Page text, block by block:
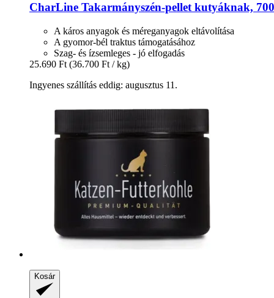
CharLine Takarmányszén-​pellet kutyáknak,
A káros anyagok és méreganyagok eltávolítása
A gyomor-bél traktus támogatásához
Szag- és ízsemleges - jó elfogadás
25.690 Ft (36.700 Ft / kg)
Ingyenes szállítás eddig: augusztus 11.
Kosár